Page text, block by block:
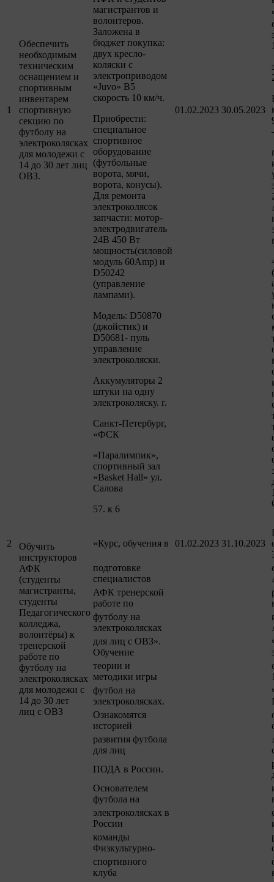
1
Обеспечить
необходимым
техническим
оснащением и
спортивным
инвентарем
спортивную
секцию по
футболу на
электроколясках
для молодежи с
14 до 30 лет лиц
ОВЗ.
магистрантов и
волонтеров.
Заложена в
бюджет покупка:
двух кресло-
коляски с
электроприводом
«Juvo» B5
скорость 10 км/ч.
Приобрести:
специальное
спортивное
оборудование
(футбольные
ворота, мячи,
ворота, конусы).
Для ремонта
электроколясок
запчасти: мотор-
электродвигатель
24В 450 Вт
мощность(силовой
модуль 60Amp) и
D50242
(управление
лампами).
Модель: D50870
(джойстик) и
D50681- пуль
управление
электроколяски.
Аккумуляторы 2
штуки на одну
электроколяску. г.
Санкт-Петербург,
«ФСК
«Паралимпик»,
спортивный зал
«Basket Hall» ул.
Салова
57. к 6
01.02.2023 30.05.2023
2
Обучить
инструкторов
АФК
(студенты
магистранты,
студенты
Педагогического
колледжа,
волонтёры) к
тренерской
работе по
футболу на
электроколясках
для молодежи с
14 до 30 лет
лиц с ОВЗ
«Курс, обучения в 01.02.2023 31.10.2023
подготовке
специалистов
АФК тренерской
работе по
футболу на
электроколясках
для лиц с ОВЗ».
Обучение
теории и
методики игры
футбол на
электроколясках.
Ознакомятся
историей
развития футбола
для лиц
ПОДА в России.
Основателем
футбола на
электроколясках в
России
команды
Физкультурно-
спортивного
клуба